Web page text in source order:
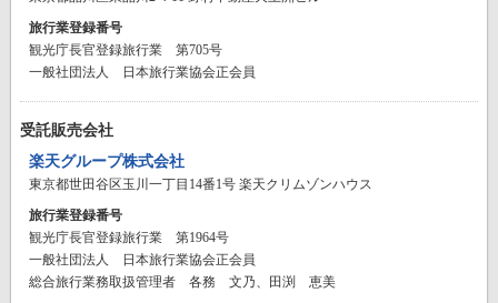
旅行業登録番号
観光庁長官登録旅行業 第705号
一般社団法人 日本旅行業協会正会員
受託販売会社
楽天グループ株式会社
東京都世田谷区玉川一丁目14番1号 楽天クリムゾンハウス
旅行業登録番号
観光庁長官登録旅行業 第1964号
一般社団法人 日本旅行業協会正会員
総合旅行業務取扱管理者 各務 文乃、田渕 恵美